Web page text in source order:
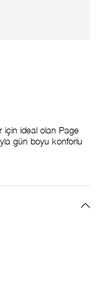
için ideal olan Page
gün boyu konforlu